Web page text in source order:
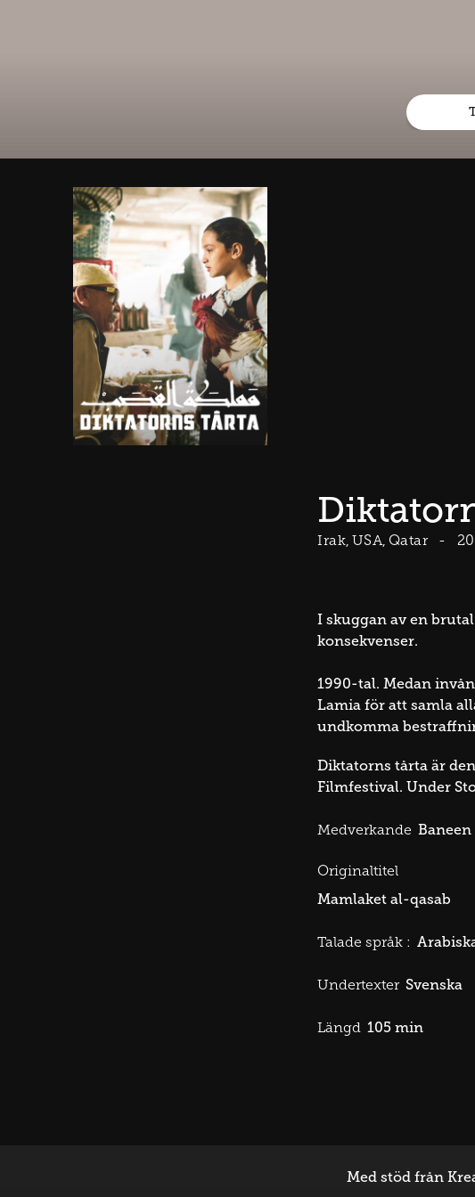
Irak USA Qatar
I skuggan av en
konsekvenser.
1990-tal. Medan
Lamia för att samla
undkomma
Diktatorns tårta är
Filmfestival. Under
Medverkande
Originaltitel
Mamlaket al-qasab
Talade språk :
Undertexter Svenska
Längd 105 min
Med stöd från